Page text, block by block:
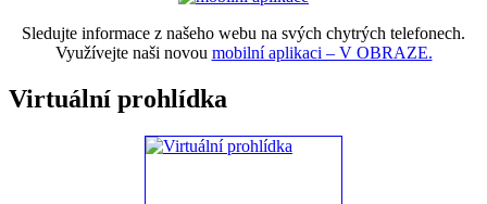
Sledujte informace z našeho webu na svých chytrých telefonech.
Využívejte naši novou mobilní aplikaci – V OBRAZE.
Virtuální prohlídka